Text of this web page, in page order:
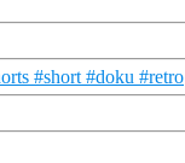
#short #doku #retro